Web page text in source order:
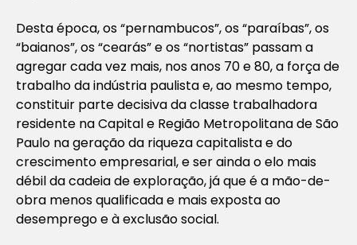
Desta época, os “pernambucos”, os “paraíbas”, os
“baianos”, os “cearás” e os “nortistas” passam a
agregar cada vez mais, nos anos 70 e 80, a força de
trabalho da indústria paulista e, ao mesmo tempo,
constituir parte decisiva da classe trabalhadora
residente na Capital e Região Metropolitana de São
Paulo na geração da riqueza capitalista e do
crescimento empresarial, e ser ainda o elo mais
débil da cadeia de exploração, já que é a mão-de-
obra menos qualificada e mais exposta ao
desemprego e à exclusão social.